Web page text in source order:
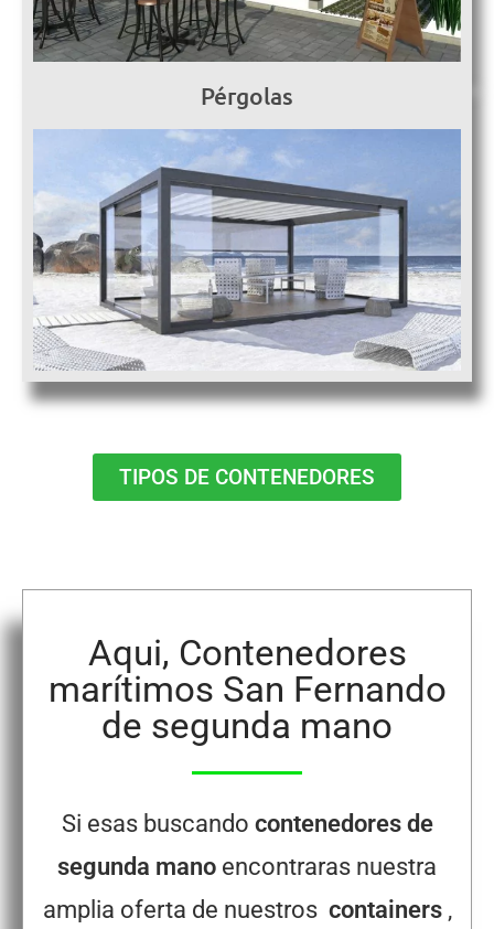
Pérgolas
TIPOS DE CONTENEDORES
Aqui, Contenedores
marítimos San Fernando
de segunda mano
Si esas buscando contenedores de
segunda mano encontraras nuestra
amplia oferta de nuestros containers,